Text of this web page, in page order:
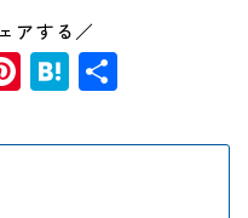
アする／
Pinterest
Hatena